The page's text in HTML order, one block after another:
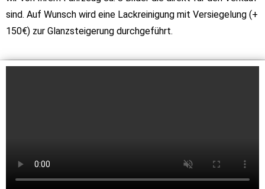
sind. Auf Wunsch wird eine Lackreinigung mit Versiegelung (+
150€) zur Glanzsteigerung durchgeführt.